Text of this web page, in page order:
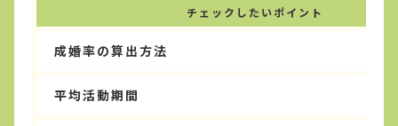
チェックしたいポイント
成婚率の算出方法
平均活動期間